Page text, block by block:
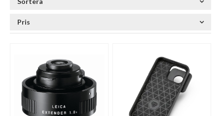
Pris